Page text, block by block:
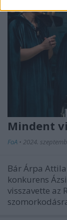
Mindent
FoA • 2024.
Bár Árpa
konkurens
visszavette az